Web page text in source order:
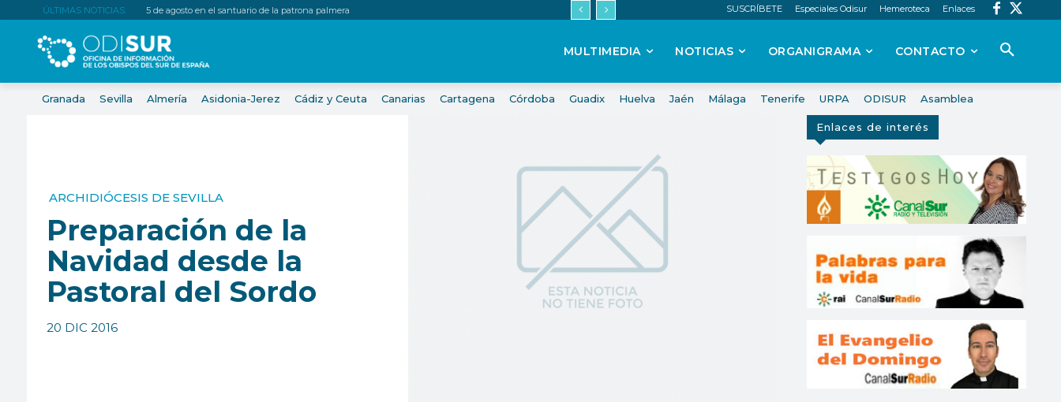
ÚLTIMAS NOTICIAS: 5 de agosto en el santuario de la patrona palmera SUSCRÍBETE Especiales Odisur Hemeroteca Enlaces
MULTIMEDIA NOTICIAS ORGANIGRAMA CONTACTO
Granada Sevilla Almería Asidonia-Jerez Cádiz y Ceuta Canarias Cartagena Córdoba Guadix Huelva Jaén Málaga Tenerife URPA ODISUR Asamblea
ARCHIDIÓCESIS DE SEVILLA
Preparación de la
Navidad desde la
Pastoral del Sordo
20 DIC 2016
Enlaces de interés